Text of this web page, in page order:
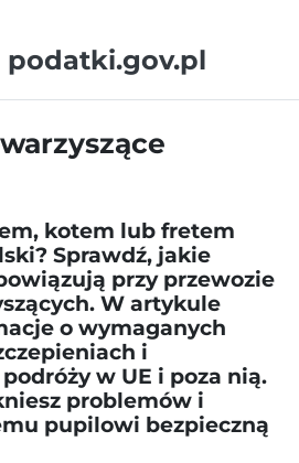
podatki.gov.pl
kotem lub fretem
Sprawdź, jakie
przy przewozie
W artykule
o wymaganych
i
w UE i poza nią.
problemów i
pupilowi bezpieczną